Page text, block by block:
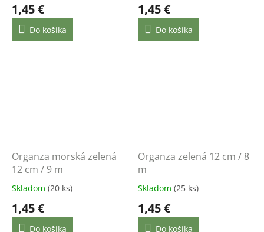
1,45 €
Do košíka
1,45 €
Do košíka
Organza morská zelená
12 cm / 9 m
Skladom (20 ks)
1,45 €
Do košíka
Organza zelená 12 cm / 8
m
Skladom (25 ks)
1,45 €
Do košíka